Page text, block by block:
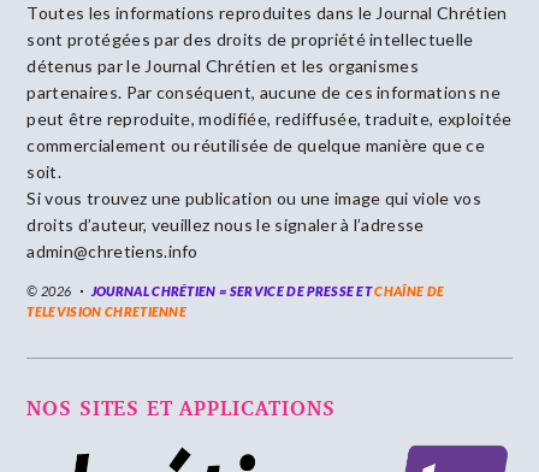
Toutes les informations reproduites dans le Journal Chrétien
sont protégées par des droits de propriété intellectuelle
détenus par le Journal Chrétien et les organismes
partenaires. Par conséquent, aucune de ces informations ne
peut être reproduite, modifiée, rediffusée, traduite, exploitée
commercialement ou réutilisée de quelque manière que ce
soit.
Si vous trouvez une publication ou une image qui viole vos
droits d’auteur, veuillez nous le signaler à l’adresse
admin@chretiens.info
© 2026 JOURNAL CHRÉTIEN = SERVICE DE PRESSE ETCHAÎNE DE
TELEVISION CHRETIENNE
NOS SITES ET APPLICATIONS